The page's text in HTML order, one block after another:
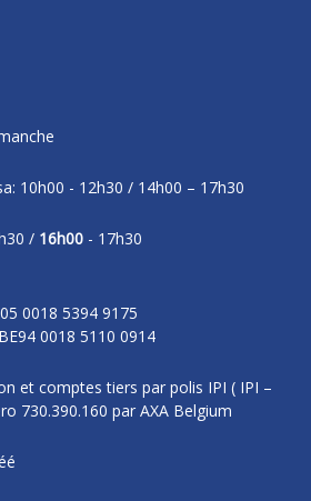
10h00 - 12h30 / 14h00 – 17h30
/ 16h00 - 17h30
0018 5394 9175
0018 5110 0914
et comptes tiers par polis IPI ( IPI –
730.390.160 par AXA Belgium